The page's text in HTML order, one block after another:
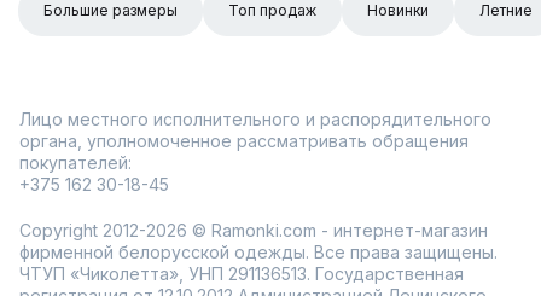
Большие размеры Топ продаж Новинки Летние
Лицо местного исполнительного и распорядительного
органа, уполномоченное рассматривать обращения
покупателей:
+375 162 30-18-45
Copyright 2012-2026 © Ramonki.com - интернет-магазин
фирменной белорусской одежды. Все права защищены.
ЧТУП «Чиколетта», УНП 291136513. Государственная